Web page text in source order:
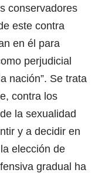
conservadores
este contra
en él para
perjudicial
nación”. Se trata
contra los
la sexualidad
y a decidir en
elección de
gradual ha